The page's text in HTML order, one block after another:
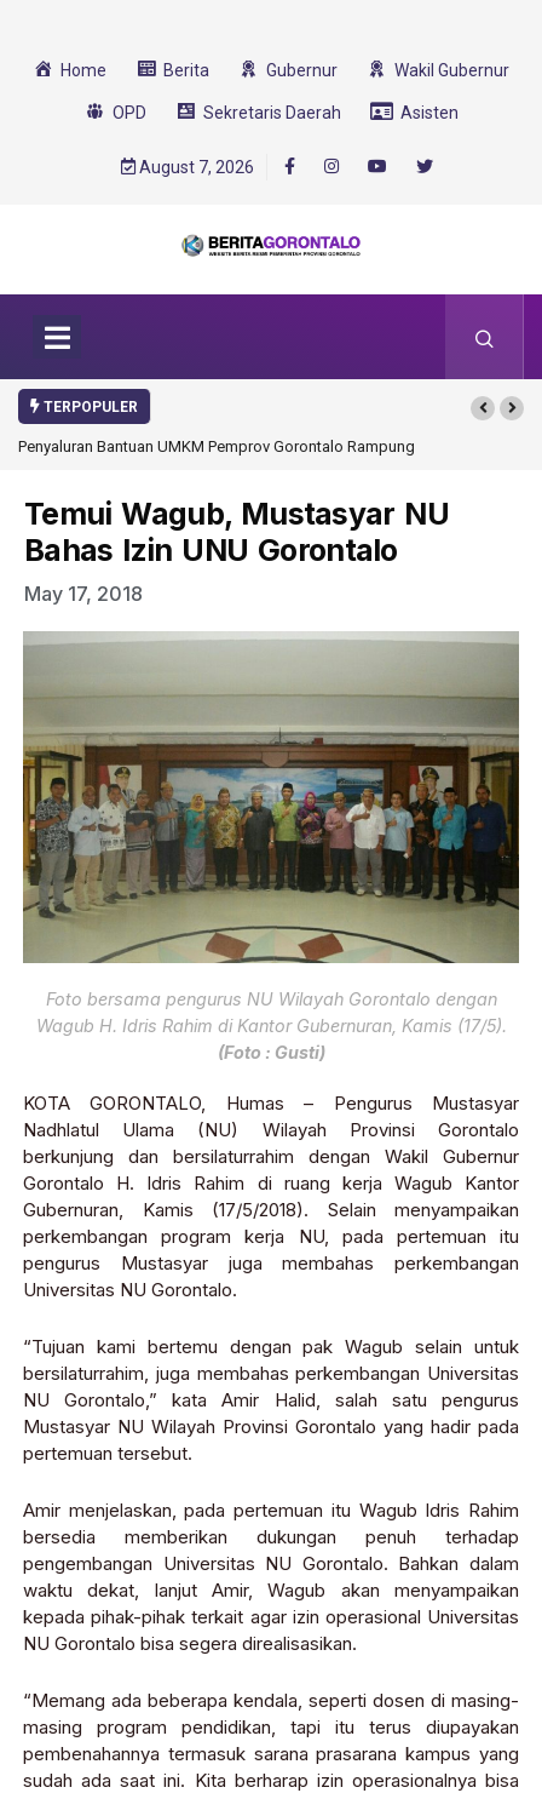
Home Berita Gubernur Wakil Gubernur
OPD Sekretaris Daerah Asisten
August 7, 2026
TERPOPULER
Penyaluran Bantuan UMKM Pemprov Gorontalo Rampung
Temui Wagub, Mustasyar NU
Bahas Izin UNU Gorontalo
May 17, 2018
Foto bersama pengurus NU Wilayah Gorontalo dengan
Wagub H. Idris Rahim di Kantor Gubernuran, Kamis (17/5).
(Foto : Gusti)
KOTA GORONTALO, Humas – Pengurus Mustasyar
Nadhlatul Ulama (NU) Wilayah Provinsi Gorontalo
berkunjung dan bersilaturrahim dengan Wakil Gubernur
Gorontalo H. Idris Rahim di ruang kerja Wagub Kantor
Gubernuran, Kamis (17/5/2018). Selain menyampaikan
perkembangan program kerja NU, pada pertemuan itu
pengurus Mustasyar juga membahas perkembangan
Universitas NU Gorontalo.
“Tujuan kami bertemu dengan pak Wagub selain untuk
bersilaturrahim, juga membahas perkembangan Universitas
NU Gorontalo,” kata Amir Halid, salah satu pengurus
Mustasyar NU Wilayah Provinsi Gorontalo yang hadir pada
pertemuan tersebut.
Amir menjelaskan, pada pertemuan itu Wagub Idris Rahim
bersedia memberikan dukungan penuh terhadap
pengembangan Universitas NU Gorontalo. Bahkan dalam
waktu dekat, lanjut Amir, Wagub akan menyampaikan
kepada pihak-pihak terkait agar izin operasional Universitas
NU Gorontalo bisa segera direalisasikan.
“Memang ada beberapa kendala, seperti dosen di masing-
masing program pendidikan, tapi itu terus diupayakan
pembenahannya termasuk sarana prasarana kampus yang
sudah ada saat ini. Kita berharap izin operasionalnya bisa